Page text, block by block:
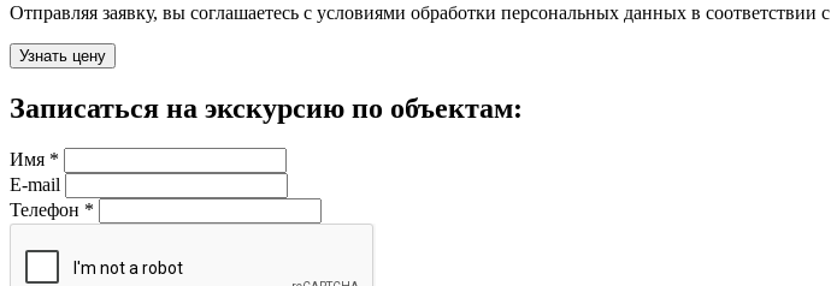
Отправляя заявку, вы соглашаетесь с условиями обработки персональных данных в соответствии с
Записаться на экскурсию по объектам:
Имя *
E-mail
Телефон *